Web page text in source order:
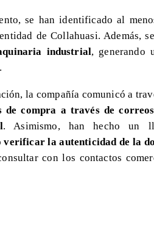
se han identificado al
de Collahuasi. Además,
industrial, generando
la compañía comunicó a
de compra a través de
. Asimismo, han hecho un
verificar la autenticidad de la
con los contactos